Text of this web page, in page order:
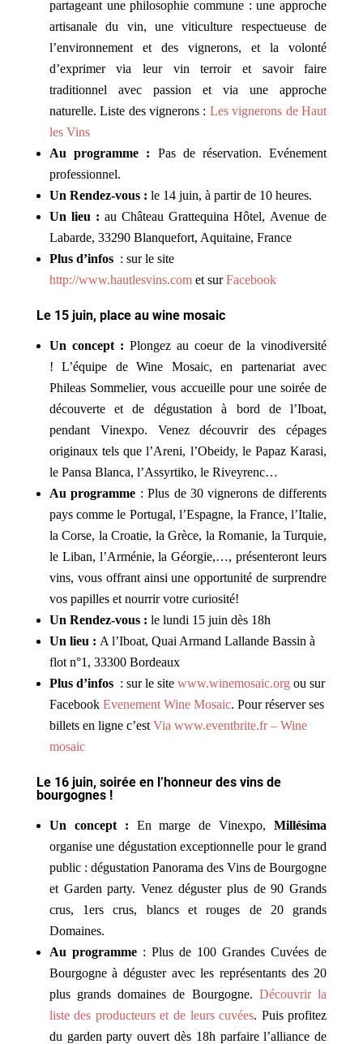
partageant une philosophie commune : une approche
artisanale du vin, une viticulture respectueuse de
l’environnement et des vignerons, et la volonté
d’exprimer via leur vin terroir et savoir faire
traditionnel avec passion et via une approche
naturelle. Liste des vignerons : Les vignerons de Haut
les Vins
Au programme : Pas de réservation. Evénement
professionnel.
Un Rendez-vous : le 14 juin, à partir de 10 heures.
Un lieu : au Château Grattequina Hôtel, Avenue de
Labarde, 33290 Blanquefort, Aquitaine, France
Plus d’infos: sur le site
http://www.hautlesvins.comet surFacebook
Le 15 juin, place au wine mosaic
Un concept : Plongez au coeur de la vinodiversité
!
L’équipe de Wine Mosaic, en partenariat avec
Phileas Sommelier, vous accueille pour une soirée de
découverte et de dégustation à bord de l’Iboat,
pendant Vinexpo. Venez découvrir des cépages
originaux tels que l’Areni, l’Obeidy, le Papaz Karasi,
le Pansa Blanca, l’Assyrtiko, le Riveyrenc…
Au programme : Plus de 30 vignerons de differents
pays comme le Portugal, l’Espagne, la France, l’Italie,
la Corse, la Croatie, la Grèce, la Romanie, la Turquie,
le Liban, l’Arménie, la Géorgie,…, présenteront leurs
vins, vous offrant ainsi une opportunité de surprendre
vos papilleset nourrir votre curiosité!
Un Rendez-vous : le lundi 15 juin dès 18h
Un lieu : A l’Iboat, Quai Armand Lallande Bassin à
flot n°1, 33300 Bordeaux
Plus d’infos: sur le site www.winemosaic.org ou sur
Facebook Evenement Wine Mosaic. Pour réserver ses
billets en ligne c’est Via www.eventbrite.fr – Wine
mosaic
Le 16 juin, soirée en l’honneur des vins de
bourgognes !
Un concept : En marge de Vinexpo,Millésima
organise une dégustation exceptionnelle pour le grand
public : dégustation Panorama des Vins de Bourgogne
et Garden party. Venez déguster plus de 90 Grands
crus, 1ers crus, blancs et rouges de 20 grands
Domaines.
Au programme: Plus de 100 Grandes Cuvées de
Bourgogne à déguster avec les représentants des 20
plus grands domaines de Bourgogne. Découvrir la
liste des producteurs et de leurs cuvées. Puis profitez
du garden party ouvert dès 18h parfaire l’alliance de